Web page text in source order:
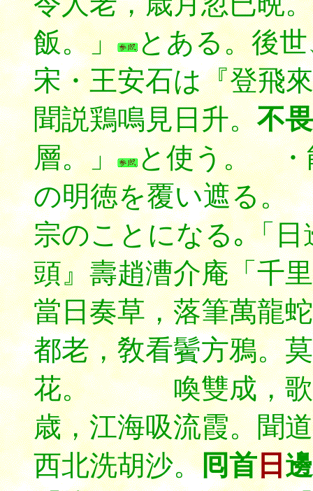
飯。」
とある。後
宋・王安石は『登飛
聞説鶏鳴見日升。不畏
層。」
と使う。 ・
の明徳を覆い遮る。
宗のことになる｡「日
頭』壽趙漕介庵「千
當日奏草，落筆萬龍
都老，敎看鬢方鴉。
花。 喚雙成，
歳，江海吸流霞。聞
西北洗胡沙。囘首日